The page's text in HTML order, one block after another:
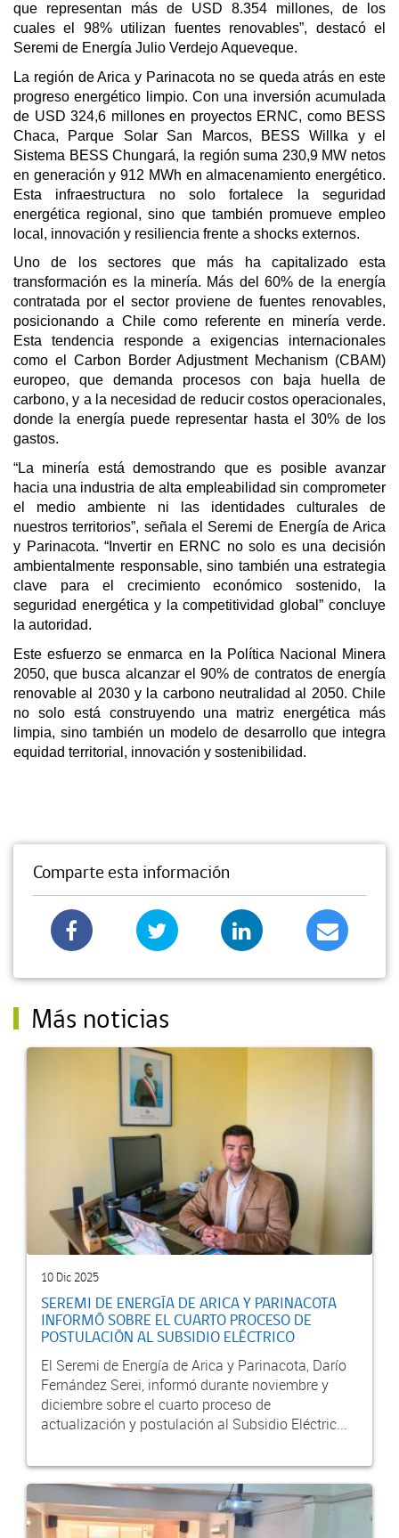
que representan más de USD 8.354 millones, de los
cuales el 98% utilizan fuentes renovables”, destacó el
Seremi de Energía Julio Verdejo Aqueveque.
La región de Arica y Parinacota no se queda atrás en este
progreso energético limpio. Con una inversión acumulada
de USD 324,6 millones en proyectos ERNC, como BESS
Chaca, Parque Solar San Marcos, BESS Willka y el
Sistema BESS Chungará, la región suma 230,9 MW netos
en generación y 912 MWh en almacenamiento energético.
Esta infraestructura no solo fortalece la seguridad
energética regional, sino que también promueve empleo
local, innovación y resiliencia frente a shocks externos.
Uno de los sectores que más ha capitalizado esta
transformación es la minería. Más del 60% de la energía
contratada por el sector proviene de fuentes renovables,
posicionando a Chile como referente en minería verde.
Esta tendencia responde a exigencias internacionales
como el Carbon Border Adjustment Mechanism (CBAM)
europeo, que demanda procesos con baja huella de
carbono, y a la necesidad de reducir costos operacionales,
donde la energía puede representar hasta el 30% de los
gastos.
“La minería está demostrando que es posible avanzar
hacia una industria de alta empleabilidad sin comprometer
el medio ambiente ni las identidades culturales de
nuestros territorios”, señala el Seremi de Energía de Arica
y Parinacota. “Invertir en ERNC no solo es una decisión
ambientalmente responsable, sino también una estrategia
clave para el crecimiento económico sostenido, la
seguridad energética y la competitividad global” concluye
la autoridad.
Este esfuerzo se enmarca en la Política Nacional Minera
2050, que busca alcanzar el 90% de contratos de energía
renovable al 2030 y la carbono neutralidad al 2050. Chile
no solo está construyendo una matriz energética más
limpia, sino también un modelo de desarrollo que integra
equidad territorial, innovación y sostenibilidad.
Comparte esta información
Más noticias
10 Dic 2025
SEREMI DE ENERGÍA DE ARICA Y PARINACOTA
INFORMÓ SOBRE EL CUARTO PROCESO DE
POSTULACIÓN AL SUBSIDIO ELÉCTRICO
El Seremi de Energía de Arica y Parinacota, Darío
Fernández Serei, informó durante noviembre y
diciembre sobre el cuarto proceso de
actualización y postulación al Subsidio Eléctric...